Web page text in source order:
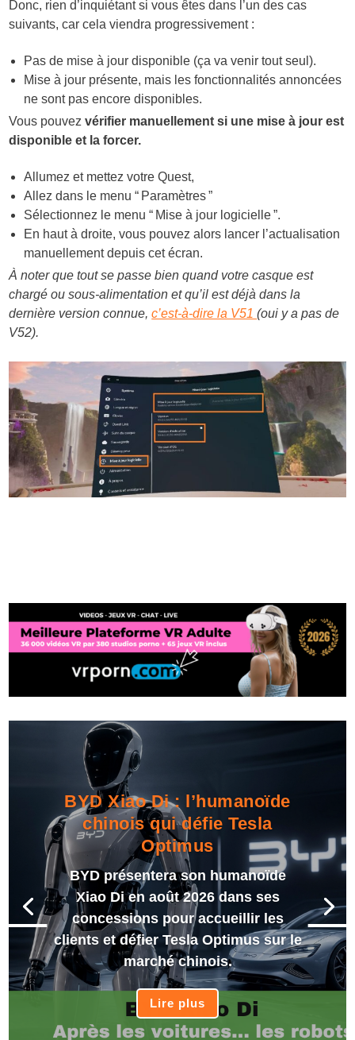
Donc, rien d’inquiétant si vous êtes dans l’un des cas
suivants, car cela viendra progressivement :
Pas de mise à jour disponible (ça va venir tout seul).
Mise à jour présente, mais les fonctionnalités annoncées
ne sont pas encore disponibles.
Vous pouvezvérifier manuellement si une mise à jour est
disponible et la forcer.
Allumez et mettez votre Quest,
Allez dans le menu “ Paramètres ”
Sélectionnez le menu “ Mise à jour logicielle ”.
En haut à droite, vous pouvez alors lancer l’actualisation
manuellement depuis cet écran.
À noter que tout se passe bien quand votre casque est
chargé ou sous-alimentation et qu’il est déjà dans la
dernière version connue,c’est-à-dire la V51(oui y a pas de
V52).
BYD Xiao Di : l’humanoïde
chinois qui défie Tesla
Optimus
BYD présentera son humanoïde
Xiao Di en août 2026 dans ses
concessions pour accueillir les
clients et défier Tesla Optimus sur le
marché chinois.
Lire plus